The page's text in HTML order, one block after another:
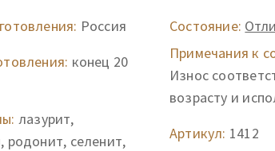
Россия
конец 20
лазурит,
родонит, селенит,
Состояние:
Примечания к
Износ
возрасту и
Артикул: 1412